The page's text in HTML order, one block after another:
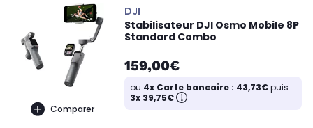
Comparer
DJI
Stabilisateur DJI Osmo Mobile 8P
Standard Combo
159,00€
ou 4x Carte bancaire : 43,73€puis
3x 39,75€